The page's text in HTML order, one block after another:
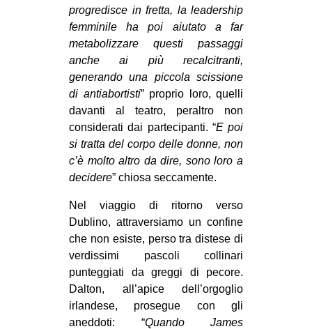
progredisce in fretta, la leadership
femminile ha poi aiutato a far
metabolizzare questi passaggi
anche ai più recalcitranti,
generando una piccola scissione
di antiabortisti” proprio loro, quelli
davanti al teatro, peraltro non
considerati dai partecipanti. “E poi
si tratta del corpo delle donne, non
c’è molto altro da dire, sono loro a
decidere” chiosa seccamente.
Nel viaggio di ritorno verso
Dublino, attraversiamo un confine
che non esiste, perso tra distese di
verdissimi pascoli collinari
punteggiati da greggi di pecore.
Dalton, all’apice dell’orgoglio
irlandese, prosegue con gli
aneddoti: “Quando James